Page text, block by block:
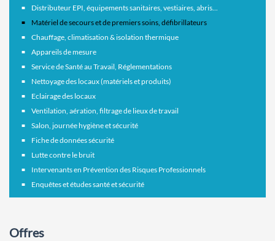
Distributeur EPI, équipements sanitaires, vestiaires, abris...
Matériel de secours et de premiers soins, défibrillateurs
Chauffage, climatisation & isolation thermique
Appareils de mesure
Service de Santé au Travail, Réglementations
Nettoyage des locaux (matériels et produits)
Eclairage des locaux
Ventilation, aération, filtrage de lieux de travail
Salon, journée hygiène et sécurité
Fiche de données sécurité
Lutte contre le bruit
Intervenants en Prévention des Risques Professionnels
Enquêtes et études santé et sécurité
Offres